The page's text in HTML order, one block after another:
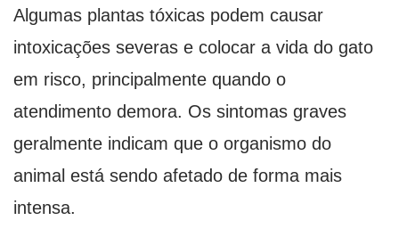
Algumas plantas tóxicas podem causar
intoxicações severas e colocar a vida do gato
em risco, principalmente quando o
atendimento demora. Os sintomas graves
geralmente indicam que o organismo do
animal está sendo afetado de forma mais
intensa.